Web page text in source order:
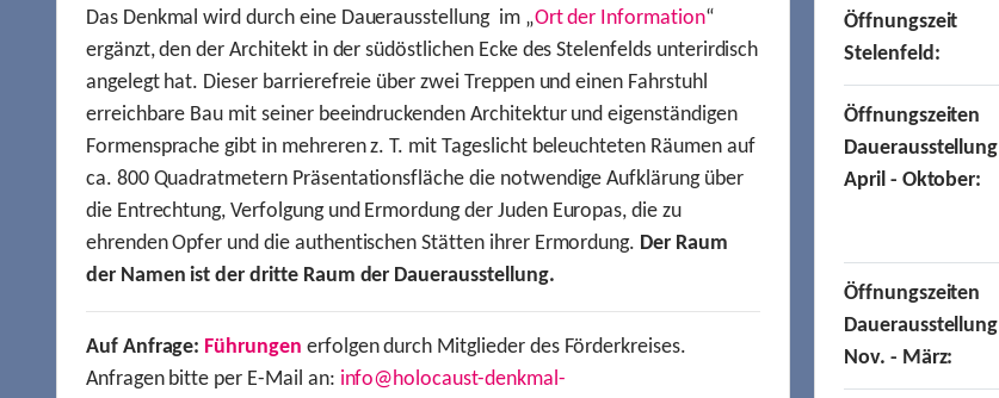
Das Denkmal wird durch eine Dauerausstellung im „Ort der Information“
ergänzt, den der Architekt in der südöstlichen Ecke des Stelenfelds unterirdisch
angelegt hat. Dieser barrierefreie über zwei Treppen und einen Fahrstuhl
erreichbare Bau mit seiner beeindruckenden Architektur und eigenständigen
Formensprache gibt in mehreren z. T. mit Tageslicht beleuchteten Räumen auf
ca. 800 Quadratmetern Präsentationsfläche die notwendige Aufklärung über
die Entrechtung, Verfolgung und Ermordung der Juden Europas, die zu
ehrenden Opfer und die authentischen Stätten ihrer Ermordung. Der Raum
der Namen ist der dritte Raum der Dauerausstellung.
Auf Anfrage: Führungen erfolgen durch Mitglieder des Förderkreises.
Anfragen bitte per E-Mail an: info@holocaust-denkmal-
Öffnungszeit
Stelenfeld:
Öffnungszeiten
Dauerausstellung
April - Oktober:
Öffnungszeiten
Dauerausstellung
Nov. - März: